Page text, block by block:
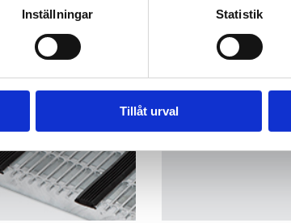
Inställningar Statistik
Tillåt urval